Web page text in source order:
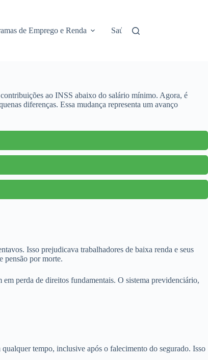
de Emprego e Renda Saúde e Assistência
ao INSS abaixo do salário mínimo. Agora, é
diferenças. Essa mudança representa um avanço
Isso prejudicava trabalhadores de baixa renda e seus
pensão por morte.
perda de direitos fundamentais. O sistema previdenciário,
tempo, inclusive após o falecimento do segurado. Isso